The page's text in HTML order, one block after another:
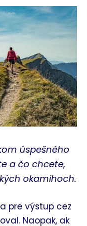
úspešného
a čo chcete,
okamihoch.
pre výstup cez
Naopak, ak